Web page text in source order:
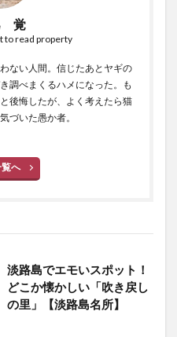
覚
to read property
ない人間。信じたあとヤギの
調べまくるハメになった。も
後悔したが、よく考えたら猫
づいた愚か者。
へ
淡路島でエモいスポット！
どこか懐かしい「吹き戻し
の里」【淡路島名所】